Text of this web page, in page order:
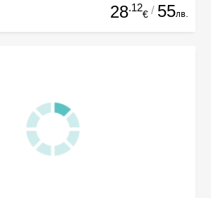
28.12
€ / 55лв.